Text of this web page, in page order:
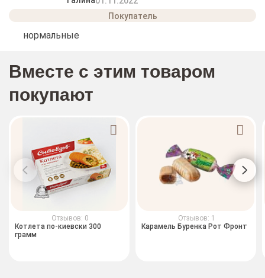
нормальные
Вместе с этим товаром
покупают
Отзывов: 0
Котлета по-киевски 300
грамм
Отзывов: 1
Карамель Буренка Рот Фронт